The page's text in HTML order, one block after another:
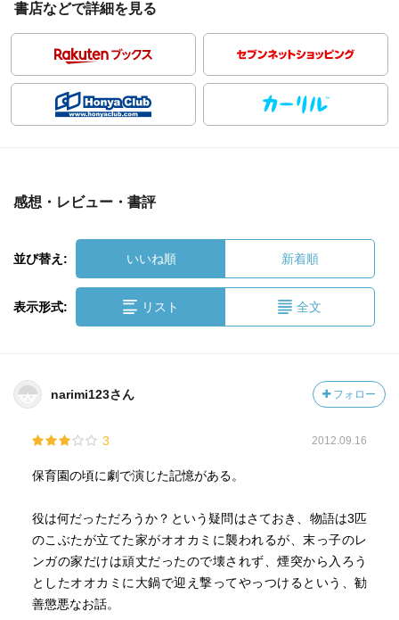
書店などで詳細を見る
感想・レビュー・書評
並び替え: いいね順 新着順
表示形式: リスト 全文
narimi123さん フォロー
3 2012.09.16
保育園の頃に劇で演じた記憶がある。
役は何だっただろうか？という疑問はさておき、物語は3匹
のこぶたが立てた家がオオカミに襲われるが、末っ子のレ
ンガの家だけは頑丈だったので壊されず、煙突から入ろう
としたオオカミに大鍋で迎え撃ってやっつけるという、勧
善懲悪なお話。